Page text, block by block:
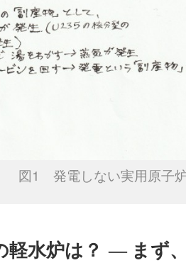
図1 発電しない実用原子
水炉は？ ― まず